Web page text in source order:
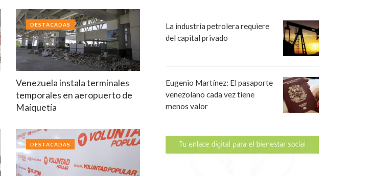
Venezuela instala terminales
temporales en aeropuerto de
Maiquetía
DESTACADAS
DESTACADAS
La industria petrolera requiere
del capital privado
Eugenio Martínez: El pasaporte
venezolano cada vez tiene
menos valor